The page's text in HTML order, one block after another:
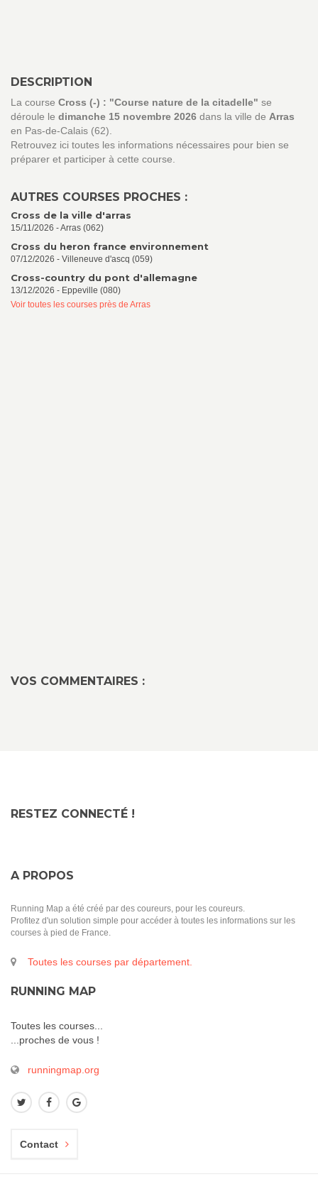
DESCRIPTION
La course Cross (-) : "Course nature de la citadelle" se
déroule le dimanche 15 novembre 2026 dans la ville de Arras
en Pas-de-Calais (62).
Retrouvez ici toutes les informations nécessaires pour bien se
préparer et participer à cette course.
AUTRES COURSES PROCHES :
Cross de la ville d'arras
15/11/2026 - Arras (062)
Cross du heron france environnement
07/12/2026 - Villeneuve d'ascq (059)
Cross-country du pont d'allemagne
13/12/2026 - Eppeville (080)
Voir toutes les courses près de Arras
VOS COMMENTAIRES :
RESTEZ CONNECTÉ !
A PROPOS
Running Map a été créé par des coureurs, pour les coureurs.
Profitez d'un solution simple pour accéder à toutes les informations sur les
courses à pied de France.
Toutes les courses par département.
RUNNING MAP
Toutes les courses...
...proches de vous !
runningmap.org
Contact